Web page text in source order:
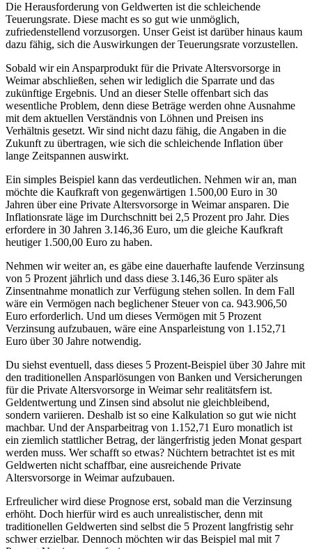
Die Herausforderung von Geldwerten ist die schleichende
Teuerungsrate. Diese macht es so gut wie unmöglich,
zufriedenstellend vorzusorgen. Unser Geist ist darüber hinaus kaum
dazu fähig, sich die Auswirkungen der Teuerungsrate vorzustellen.
Sobald wir ein Ansparprodukt für die Private Altersvorsorge in
Weimar abschließen, sehen wir lediglich die Sparrate und das
zukünftige Ergebnis. Und an dieser Stelle offenbart sich das
wesentliche Problem, denn diese Beträge werden ohne Ausnahme
mit dem aktuellen Verständnis von Löhnen und Preisen ins
Verhältnis gesetzt. Wir sind nicht dazu fähig, die Angaben in die
Zukunft zu übertragen, wie sich die schleichende Inflation über
lange Zeitspannen auswirkt.
Ein simples Beispiel kann das verdeutlichen. Nehmen wir an, man
möchte die Kaufkraft von gegenwärtigen 1.500,00 Euro in 30
Jahren über eine Private Altersvorsorge in Weimar ansparen. Die
Inflationsrate läge im Durchschnitt bei 2,5 Prozent pro Jahr. Dies
erfordere in 30 Jahren 3.146,36 Euro, um die gleiche Kaufkraft
heutiger 1.500,00 Euro zu haben.
Nehmen wir weiter an, es gäbe eine dauerhafte laufende Verzinsung
von 5 Prozent jährlich und dass diese 3.146,36 Euro später als
Zinsentnahme monatlich zur Verfügung stehen sollen. In dem Fall
wäre ein Vermögen nach beglichener Steuer von ca. 943.906,50
Euro erforderlich. Und um dieses Vermögen mit 5 Prozent
Verzinsung aufzubauen, wäre eine Ansparleistung von 1.152,71
Euro über 30 Jahre notwendig.
Du siehst eventuell, dass dieses 5 Prozent-Beispiel über 30 Jahre mit
den traditionellen Ansparlösungen von Banken und Versicherungen
für die Private Altersvorsorge in Weimar sehr realitätsfern ist.
Geldentwertung und Zinsen sind absolut nie gleichbleibend,
sondern variieren. Deshalb ist so eine Kalkulation so gut wie nicht
machbar. Und der Ansparbeitrag von 1.152,71 Euro monatlich ist
ein ziemlich stattlicher Betrag, der längerfristig jeden Monat gespart
werden muss. Wer schafft so etwas? Nüchtern betrachtet ist es mit
Geldwerten nicht schaffbar, eine ausreichende Private
Altersvorsorge in Weimar aufzubauen.
Erfreulicher wird diese Prognose erst, sobald man die Verzinsung
erhöht. Doch hierfür wird es auch unrealistischer, denn mit
traditionellen Geldwerten sind selbst die 5 Prozent langfristig sehr
schwer erzielbar. Dennoch möchten wir das Beispiel mal mit 7